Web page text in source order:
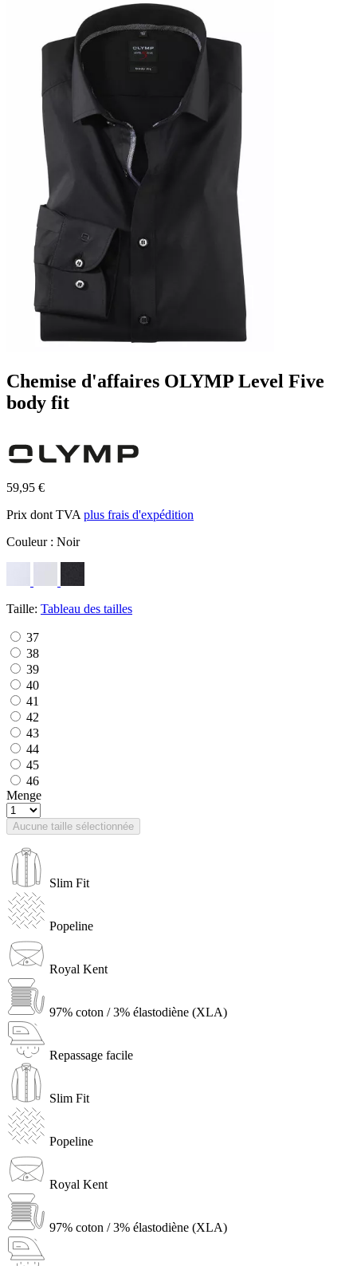
Chemise d'affaires OLYMP Level Five
body fit
59,95 €
Prix dont TVA plus frais d'expédition
Couleur : Noir
Taille: Tableau des tailles
37
38
39
40
41
42
43
44
45
46
Menge
Aucune taille sélectionnée
Slim Fit
Popeline
Royal Kent
97% coton / 3% élastodiène (XLA)
Repassage facile
Slim Fit
Popeline
Royal Kent
97% coton / 3% élastodiène (XLA)